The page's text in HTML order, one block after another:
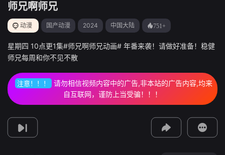
师兄啊师兄
动漫 国产动漫 2024 中国大陆 751+
星期四 10点更1集#师兄啊师兄动画# 年番来袭！请做好准备！稳健
师兄每周和你不见不散
注意！！！
请勿相信视频内容中的广告,非本站的广告内容,均来
自互联网，谨防上当受骗！！！
如果是遇到无法播放请提交反馈
教程：把手机影片投到电视上播放